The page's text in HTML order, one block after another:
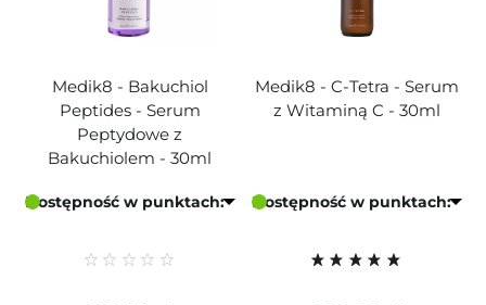
Medik8 - Bakuchiol
Peptides - Serum
Peptydowe z
Bakuchiolem - 30ml
Dostępność w punktach:
Medik8 - C-Tetra - Serum
z Witaminą C - 30ml
Dostępność w punktach: